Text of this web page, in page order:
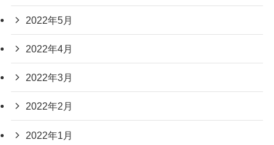
2022年5月
2022年4月
2022年3月
2022年2月
2022年1月